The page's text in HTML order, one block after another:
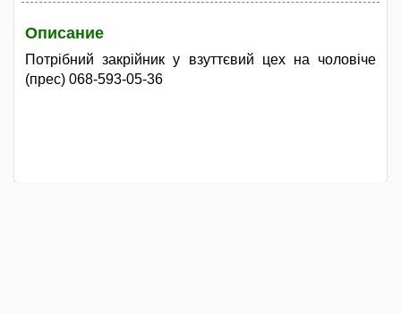
Описание
Потрібний закрійник у взуттєвий цех на чоловіче
(прес) 068-593-05-36